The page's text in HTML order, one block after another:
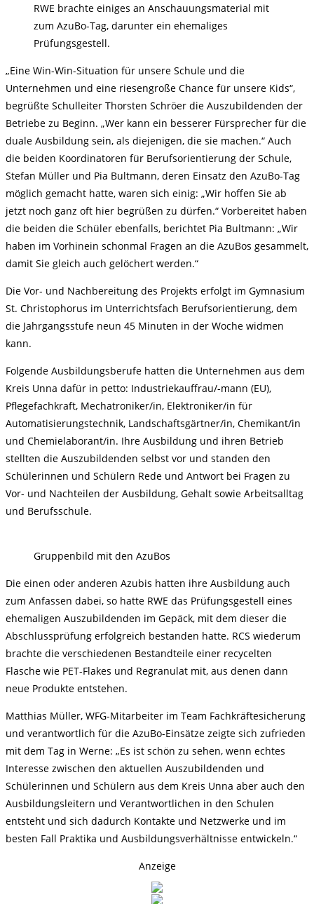
RWE brachte einiges an Anschauungsmaterial mit
zum AzuBo-Tag, darunter ein ehemaliges
Prüfungsgestell.
„Eine Win-Win-Situation für unsere Schule und die
Unternehmen und eine riesengroße Chance für unsere Kids“,
begrüßte Schulleiter Thorsten Schröer die Auszubildenden der
Betriebe zu Beginn. „Wer kann ein besserer Fürsprecher für die
duale Ausbildung sein, als diejenigen, die sie machen.“ Auch
die beiden Koordinatoren für Berufsorientierung der Schule,
Stefan Müller und Pia Bultmann, deren Einsatz den AzuBo-Tag
möglich gemacht hatte, waren sich einig: „Wir hoffen Sie ab
jetzt noch ganz oft hier begrüßen zu dürfen.“ Vorbereitet haben
die beiden die Schüler ebenfalls, berichtet Pia Bultmann: „Wir
haben im Vorhinein schonmal Fragen an die AzuBos gesammelt,
damit Sie gleich auch gelöchert werden.“
Die Vor- und Nachbereitung des Projekts erfolgt im Gymnasium
St. Christophorus im Unterrichtsfach Berufsorientierung, dem
die Jahrgangsstufe neun 45 Minuten in der Woche widmen
kann.
Folgende Ausbildungsberufe hatten die Unternehmen aus dem
Kreis Unna dafür in petto: Industriekauffrau/-mann (EU),
Pflegefachkraft, Mechatroniker/in, Elektroniker/in für
Automatisierungstechnik, Landschaftsgärtner/in, Chemikant/in
und Chemielaborant/in. Ihre Ausbildung und ihren Betrieb
stellten die Auszubildenden selbst vor und standen den
Schülerinnen und Schülern Rede und Antwort bei Fragen zu
Vor- und Nachteilen der Ausbildung, Gehalt sowie Arbeitsalltag
und Berufsschule.
Gruppenbild mit den AzuBos
Die einen oder anderen Azubis hatten ihre Ausbildung auch
zum Anfassen dabei, so hatte RWE das Prüfungsgestell eines
ehemaligen Auszubildenden im Gepäck, mit dem dieser die
Abschlussprüfung erfolgreich bestanden hatte. RCS wiederum
brachte die verschiedenen Bestandteile einer recycelten
Flasche wie PET-Flakes und Regranulat mit, aus denen dann
neue Produkte entstehen.
Matthias Müller, WFG-Mitarbeiter im Team Fachkräftesicherung
und verantwortlich für die AzuBo-Einsätze zeigte sich zufrieden
mit dem Tag in Werne: „Es ist schön zu sehen, wenn echtes
Interesse zwischen den aktuellen Auszubildenden und
Schülerinnen und Schülern aus dem Kreis Unna aber auch den
Ausbildungsleitern und Verantwortlichen in den Schulen
entsteht und sich dadurch Kontakte und Netzwerke und im
besten Fall Praktika und Ausbildungsverhältnisse entwickeln.“
Anzeige